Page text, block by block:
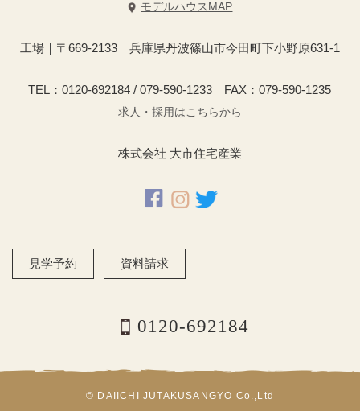
モデルハウスMAP
工場｜〒669-2133 兵庫県丹波篠山市今田町下小野原631-1
TEL：0120-692184 / 079-590-1233 FAX：079-590-1235
求人・採用はこちらから
株式会社 大市住宅産業
見学予約 資料請求
0120-692184
© DAIICHI JUTAKUSANGYO Co.,Ltd